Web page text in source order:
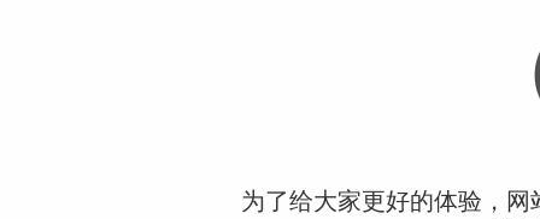
为了给大家更好的体验，